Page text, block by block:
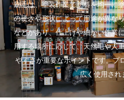
刷毛は、塗装作業で塗料を均一に
の硬さや形状によって用途が異な
などがあり、仕上げや細かい作業
用する場所に応じて、天然毛や人
やすさが重要なポイントです。プ
広く使用され